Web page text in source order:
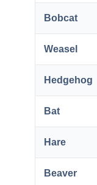
Bobcat
Weasel
Hedgehog
Bat
Hare
Beaver